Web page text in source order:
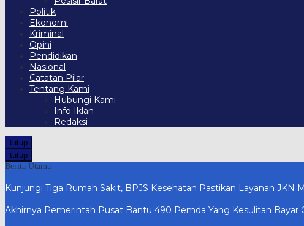
Politik
Ekonomi
Kriminal
Opini
Pendidikan
Nasional
Catatan Pilar
Tentang Kami
Hubungi Kami
Info Iklan
Redaksi
tutup
tutup
Berita Utama
Kunjungi Tiga Rumah Sakit, BPJS Kesehatan Pastikan Layanan JKN
Akhirnya Pemerintah Pusat Bantu 490 Pemda Yang Kesulitan Bayar